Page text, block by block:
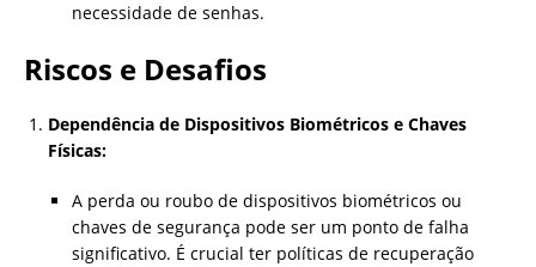
necessidade de senhas.
Riscos e Desafios
Dependência de Dispositivos Biométricos e Chaves
Físicas:
A perda ou roubo de dispositivos biométricos ou
chaves de segurança pode ser um ponto de falha
significativo. É crucial ter políticas de recuperação